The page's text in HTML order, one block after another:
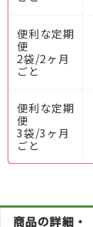
便利な定期
便
2袋/2ヶ月
ごと
便利な定期
便
3袋/3ヶ月
ごと
商品の詳細・